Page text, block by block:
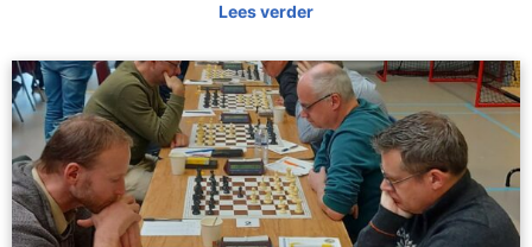
Lees verder